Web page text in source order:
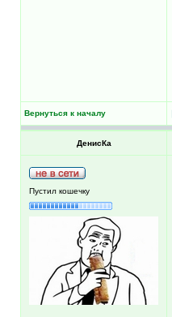
Вернуться к началу
ДенисКа
Пустил кошечку